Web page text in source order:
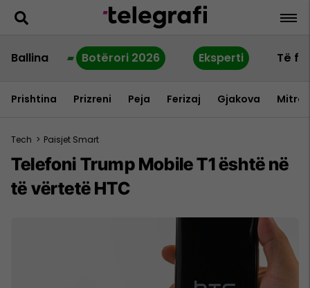
Ballina Botërori 2026 Eksperti Të
Prishtina Prizreni Peja Ferizaj Gjakova
Tech > Paisjet Smart
Telefoni Trump Mobile T1 është në
të vërtetë HTC